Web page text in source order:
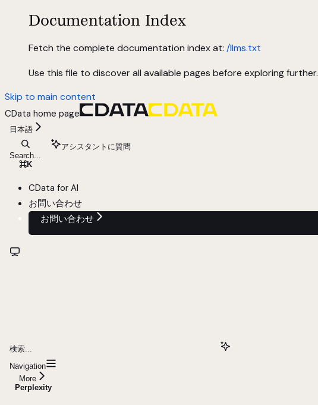
Documentation Index
Fetch the complete documentation index at: /llms.txt
Use this file to discover all available pages before exploring further.
Skip to main content
CData home page
日本語
Search...
⌘K
アシスタントに質問
CData for AI
お問い合わせ
お問い合わせ
検索...
Navigation
More
Perplexity